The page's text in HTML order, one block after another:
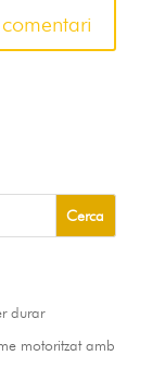
durar
motoritzat amb